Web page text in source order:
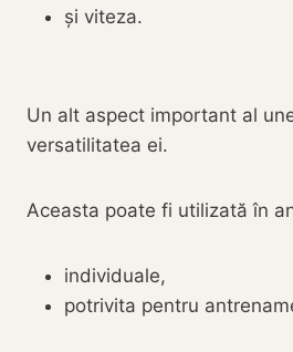
și viteza.
Un alt aspect important al
versatilitatea ei.
Aceasta poate fi utilizată în
individuale,
potrivita pentru